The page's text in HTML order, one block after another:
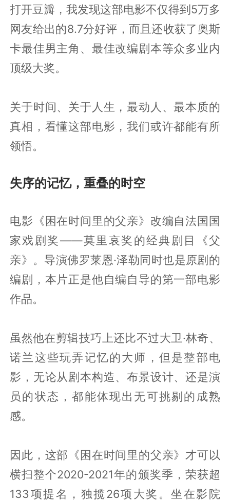
打开豆瓣，我发现这部电影不仅得到5万多
网友给出的8.7分好评，而且还收获了奥斯
卡最佳男主角、最佳改编剧本等众多业内
顶级大奖。
关于时间、关于人生，最动人、最本质的
真相，看懂这部电影，我们或许都能有所
领悟。
失序的记忆，重叠的时空
电影《困在时间里的父亲》改编自法国国
家戏剧奖——莫里哀奖的经典剧目《父
亲》。导演佛罗莱恩·泽勒同时也是原剧的
编剧，本片正是他自编自导的第一部电影
作品。
虽然他在剪辑技巧上还比不过大卫·林奇、
诺兰这些玩弄记忆的大师，但是整部电
影，无论从剧本构造、布景设计、还是演
员的状态，都能体现出无可挑剔的成熟
感。
因此，这部《困在时间里的父亲》才可以
横扫整个2020-2021年的颁奖季，荣获超
133项提名，独揽26项大奖。坐在影院